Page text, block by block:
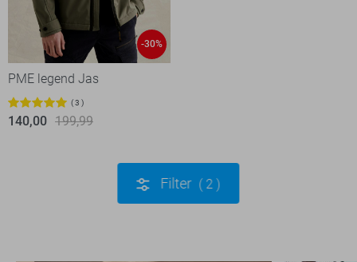
-30%
PME legend Jas
3
140,00 199,99
Filter 2